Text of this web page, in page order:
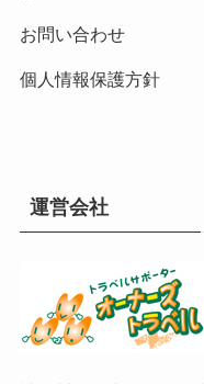
お問い合わせ
個人情報保護方針
運営会社